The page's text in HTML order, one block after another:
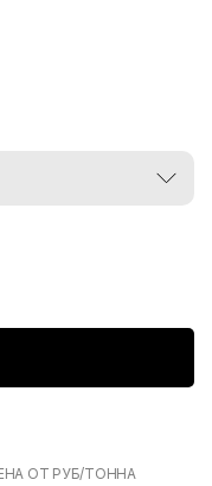
ОТ РУБ/ТОННА